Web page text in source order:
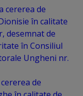
cererea de
în calitate
desemnat de
în Consiliul
Ungheni nr.
de